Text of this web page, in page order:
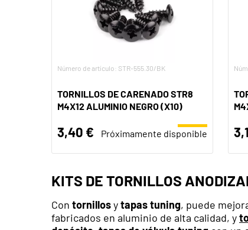
Número de artículo: STR-555.30/BK
TORNILLOS DE CARENADO STR8
M4X12 ALUMINIO NEGRO (X10)
3,40 € Próximamente disponible
KITS DE TORNILLOS
Con tornillosytapas tuning, puede
fabricados en aluminio de alta calidad, y